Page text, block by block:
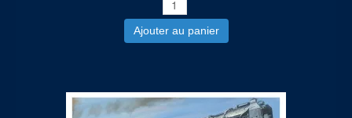
Ajouter au panier